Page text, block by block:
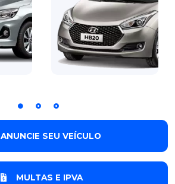
ANUNCIE SEU VEÍCULO
MULTAS E IPVA